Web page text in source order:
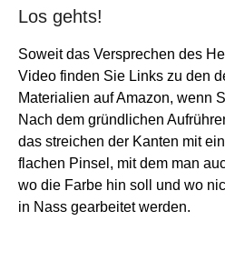
Los gehts!
Soweit das Versprechen des
Video finden Sie Links zu den
Materialien auf Amazon, wenn
Nach dem gründlichen
das streichen der Kanten mit
flachen Pinsel, mit dem man
wo die Farbe hin soll und wo
in Nass gearbeitet werden.